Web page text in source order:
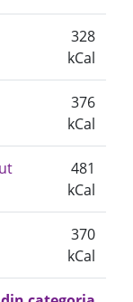
328
kCal
376
kCal
481
kCal
370
kCal